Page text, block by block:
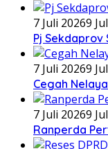
7 Juli 20269
Pj
7 Juli 20269
Cegah
7 Juli 20269
Ranperda